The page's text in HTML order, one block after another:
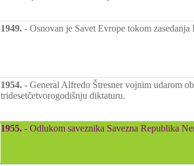
1949. - Osnovan je Savet Evrope tokom zasedanja
1954. - General Alfredo Štresner vojnim udarom
tridesetčetvorogodišnju diktaturu.
1955. - Odlukom saveznika Savezna Republika